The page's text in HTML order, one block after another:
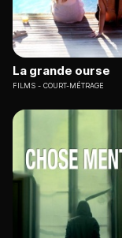
La grande ourse
FILMS COURT-MÉTRAGE